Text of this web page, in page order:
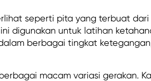
seperti pita yang terbuat dari
digunakan untuk latihan
berbagai tingkat
macam variasi gerakan.